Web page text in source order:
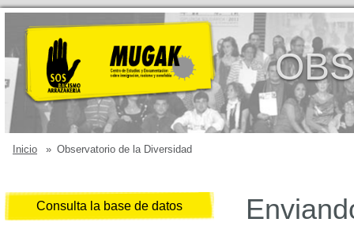
Inicio » Observatorio de la Diversidad
Consulta la base de datos